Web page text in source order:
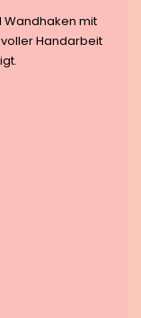
Wandhaken mit
Handarbeit